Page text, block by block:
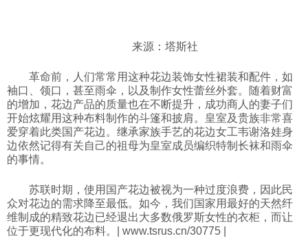
来源：塔斯社
革命前，人们常常用这种花边装饰女性裙装和配件，如
袖口、领口，甚至雨伞，以及制作女性蕾丝外套。随着财富
的增加，花边产品的质量也在不断提升，成功商人的妻子们
开始炫耀用这种布料制作的斗篷和披肩。皇室及贵族非常喜
爱穿着此类国产花边。继承家族手艺的花边女工韦谢洛娃身
边依然记得有关自己的祖母为皇室成员编织特制长袜和雨伞
的事情。
苏联时期，使用国产花边被视为一种过度浪费，因此民
众对花边的需求降至最低。如今，我们国家用最好的天然纤
维制成的精致花边已经退出大多数俄罗斯女性的衣柜，而让
位于更现代化的布料。| www.tsrus.cn/30775 |